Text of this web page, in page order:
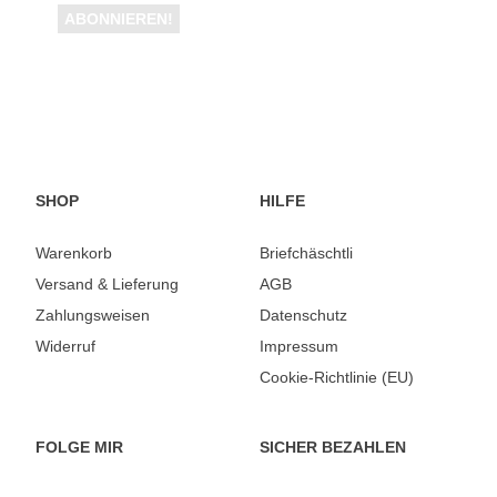
SHOP
Warenkorb
Versand & Lieferung
Zahlungsweisen
Widerruf
HILFE
Briefchäschtli
AGB
Datenschutz
Impressum
Cookie-Richtlinie (EU)
FOLGE MIR SICHER BEZAHLEN